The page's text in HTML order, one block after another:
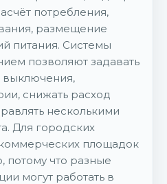
потребления,
размещение
питания. Системы
позволяют задавать
выключения,
снижать расход
несколькими
Для городских
площадок
потому что разные
могут работать в